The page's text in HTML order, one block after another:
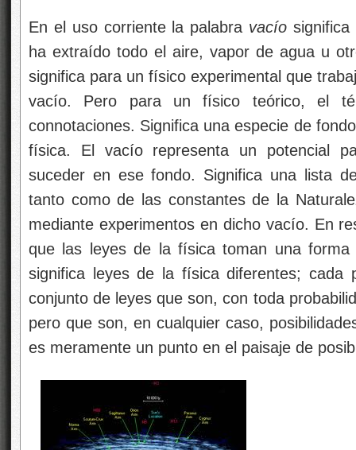
En el uso corriente la palabra vacío
ha extraído todo el aire, vapor de agua u
significa para un físico experimental que
vacío. Pero para un físico teórico, el
connotaciones. Significa una especie de
física. El vacío representa un potencial
suceder en ese fondo. Significa una lista
tanto como de las constantes de la
mediante experimentos en dicho vacío. En
que las leyes de la física toman una
significa leyes de la física diferentes; cada
conjunto de leyes que son, con toda
pero que son, en cualquier caso,
es meramente un punto en el paisaje de